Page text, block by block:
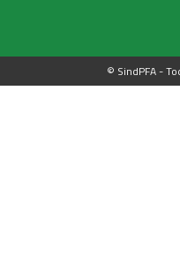
© SindPFA -